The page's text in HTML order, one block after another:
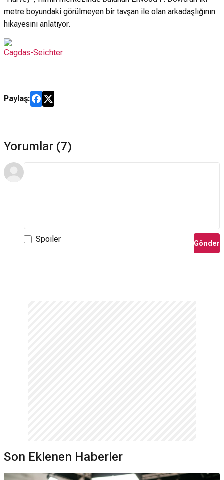
metre boyundaki görülmeyen bir tavşan ile olan arkadaşlığının
hikayesini anlatıyor.
Cagdas-Seichter
Paylaş:
Yorumlar (7)
Spoiler Gönder
Son Eklenen Haberler